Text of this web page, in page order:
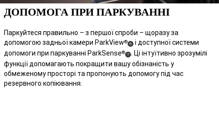
ДОПОМОГА ПРИ ПАРКУВАННІ
Паркуйтеся правильно – з першої спроби – щоразу за
допомогою задньої камери ParkView® (
Disclosure
6)
і доступної системи
допомоги при паркуванні ParkSense® (
Disclosure
7)
. Ці інтуїтивно зрозумілі
функції допомагають покращити вашу обізнаність у
обмеженому просторі та пропонують допомогу під час
резервного копіювання.